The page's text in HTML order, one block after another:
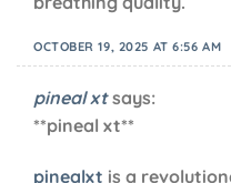
OCTOBER 19, 2025 AT 6:56 AM
pineal xt says:
**pineal xt**
pinealxt is a